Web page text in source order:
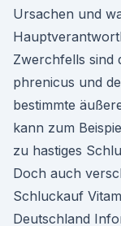
Ursachen und
Zwerchfells sind
phrenicus und
bestimmte
kann zum
zu hastiges
Doch auch
Schluckauf
Deutschland